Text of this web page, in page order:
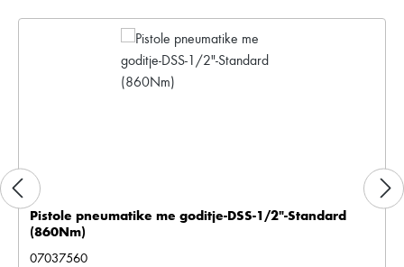
Pistole pneumatike me goditje-DSS-1/2"-Standard
(860Nm)
07037560